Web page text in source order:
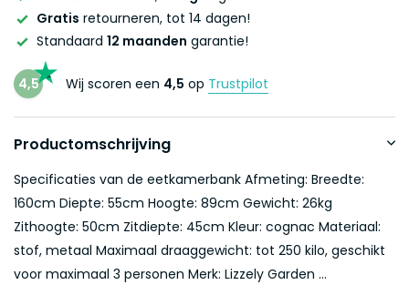
Gratis retourneren, tot 14 dagen!
Standaard 12 maanden garantie!
4,5 Wij scoren een 4,5 op Trustpilot
Productomschrijving
Specificaties van de eetkamerbank Afmeting: Breedte:
160cm Diepte: 55cm Hoogte: 89cm Gewicht: 26kg
Zithoogte: 50cm Zitdiepte: 45cm Kleur: cognac Materiaal:
stof, metaal Maximaal draaggewicht: tot 250 kilo, geschikt
voor maximaal 3 personen Merk: Lizzely Garden ...